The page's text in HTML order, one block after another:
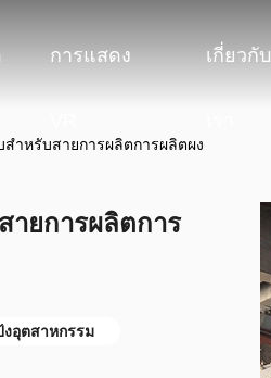
การแสดง เกี่ยวกับ
ำหรับสายการผลิตการผลิตผง
ายการผลิตการ
อุตสาหกรรม